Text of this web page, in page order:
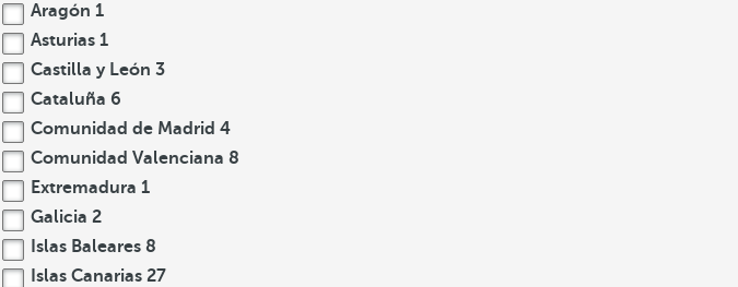
Aragón 1
Asturias 1
Castilla y León 3
Cataluña 6
Comunidad de Madrid 4
Comunidad Valenciana 8
Extremadura 1
Galicia 2
Islas Baleares 8
Islas Canarias 27